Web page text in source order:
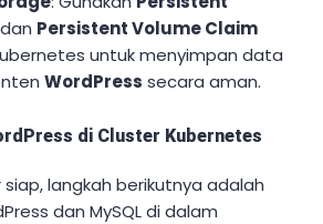
dan Persistent Volume Claim
untuk menyimpan data
WordPress secara aman.
di Cluster Kubernetes
langkah berikutnya adalah
dan MySQL di dalam